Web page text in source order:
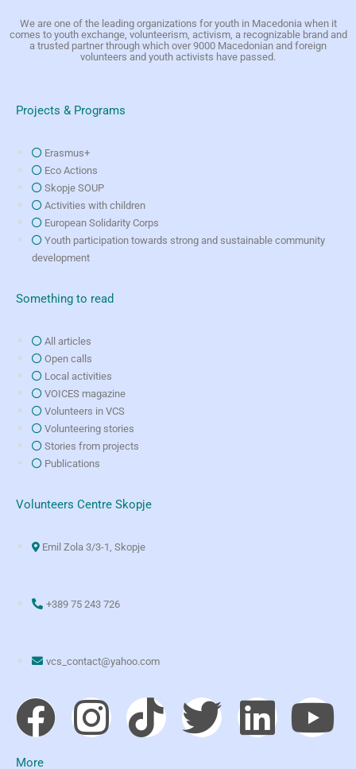
We are one of the leading organizations for youth in Macedonia when it
comes to youth exchange, volunteerism, activism, a recognizable brand and
a trusted partner through which over 9000 Macedonian and foreign
volunteers and youth activists have passed.
Projects & Programs
Erasmus+
Eco Actions
Skopje SOUP
Activities with children
European Solidarity Corps
Youth participation towards strong and sustainable community
development
Something to read
All articles
Open calls
Local activities
VOICES magazine
Volunteers in VCS
Volunteering stories
Stories from projects
Publications
Volunteers Centre Skopje
Emil Zola 3/3-1, Skopje
+389 75 243 726
vcs_contact@yahoo.com
More